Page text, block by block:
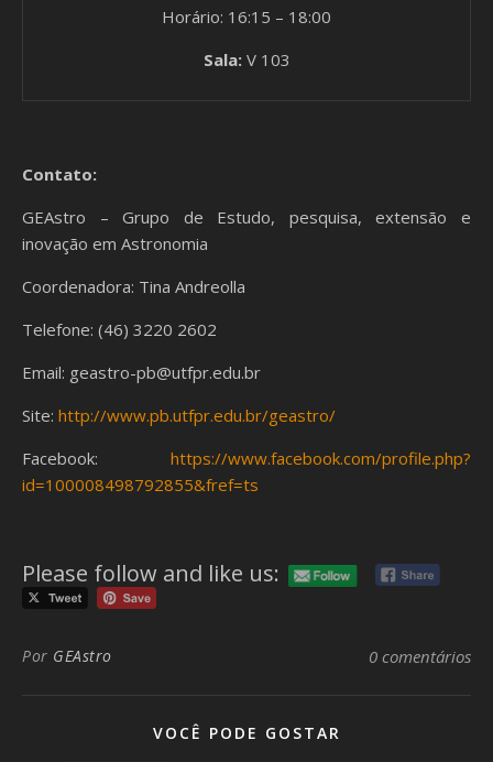
Horário: 16:15 – 18:00
Sala:V 103
Contato:
GEAstro – Grupo de Estudo, pesquisa, extensão e
inovação em Astronomia
Coordenadora: Tina Andreolla
Telefone: (46) 3220 2602
Email: geastro-pb@utfpr.edu.br
Site: http://www.pb.utfpr.edu.br/geastro/
Facebook: https://www.facebook.com/profile.php?
id=100008498792855&fref=ts
Please follow and like us:
Por GEAstro 0 comentários
VOCÊ PODE GOSTAR